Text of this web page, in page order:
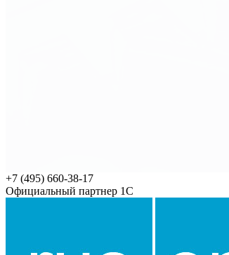
+7 (495) 660-38-17
Официальный партнер 1С